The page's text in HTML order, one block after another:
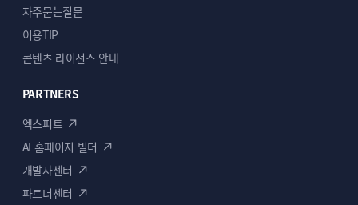
강력한 블로그 기능
글을 작성하면 단순히 블로그 글만 나타내는 것이
아니라 블로그 글의 카테고리에 따라서 자동을
필터링 할 수 있는 기능을 제공합니다.
자주묻는질문
이용TIP
콘텐츠 라이선스 안내
PARTNERS
엑스퍼트
AI 홈페이지 빌더
개발자센터
파트너센터